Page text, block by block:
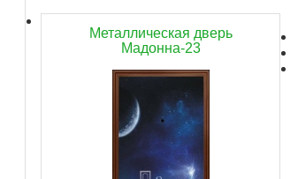
Металлическая дверь
Мадонна-23